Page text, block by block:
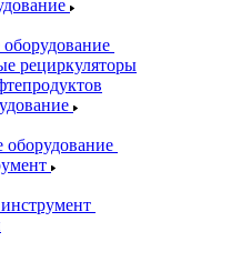
рециркуляторы
оборудование